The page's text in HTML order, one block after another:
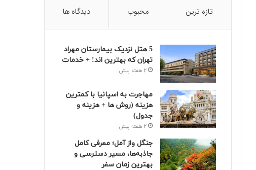
تازه ترین محبوب دیدگاه ها
5 هتل نزدیک بیمارستان مهراد
تهران که بهترین‌ اند! + خدمات
2 هفته پیش
مهاجرت به اسپانیا با کمترین
هزینه (روش ها + هزینه و
جدول)
2 هفته پیش
جنگل واز آمل؛ معرفی کامل
جاذبه‌ها، مسیر دسترسی و
بهترین زمان سفر